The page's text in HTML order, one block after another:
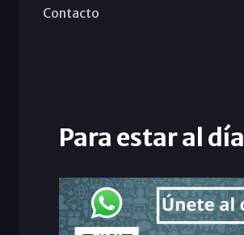
Contacto
Para estar al día